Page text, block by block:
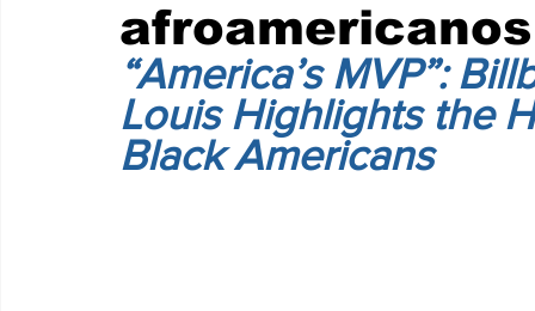
afroamericanos
“America’s MVP”:
Louis Highlights the
Black Americans